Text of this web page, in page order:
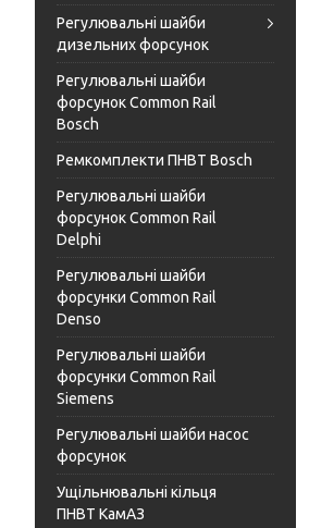
Регулювальні шайби
дизельних форсунок
Регулювальні шайби
форсунок Common Rail
Bosch
Ремкомплекти ПНВТ Bosch
Регулювальні шайби
форсунок Common Rail
Delphi
Регулювальні шайби
форсунки Common Rail
Denso
Регулювальні шайби
форсунки Common Rail
Siemens
Регулювальні шайби насос
форсунок
Ущільнювальні кільця
ПНВТ КамАЗ